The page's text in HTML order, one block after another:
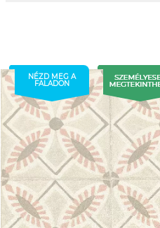
NÉZD MEG A
FALADON